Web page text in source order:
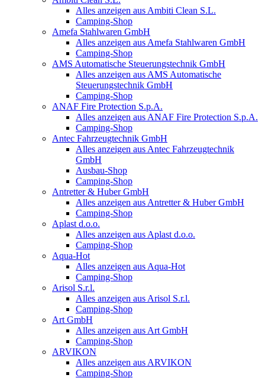
Alles anzeigen aus Ambiti Clean S.L.
Camping-Shop
Amefa Stahlwaren GmbH
Alles anzeigen aus Amefa Stahlwaren GmbH
Camping-Shop
AMS Automatische Steuerungstechnik GmbH
Alles anzeigen aus AMS Automatische
Steuerungstechnik GmbH
Camping-Shop
ANAF Fire Protection S.p.A.
Alles anzeigen aus ANAF Fire Protection S.p.A.
Camping-Shop
Antec Fahrzeugtechnik GmbH
Alles anzeigen aus Antec Fahrzeugtechnik
GmbH
Ausbau-Shop
Camping-Shop
Antretter & Huber GmbH
Alles anzeigen aus Antretter & Huber GmbH
Camping-Shop
Aplast d.o.o.
Alles anzeigen aus Aplast d.o.o.
Camping-Shop
Aqua-Hot
Alles anzeigen aus Aqua-Hot
Camping-Shop
Arisol S.r.l.
Alles anzeigen aus Arisol S.r.l.
Camping-Shop
Art GmbH
Alles anzeigen aus Art GmbH
Camping-Shop
ARVIKON
Alles anzeigen aus ARVIKON
Camping-Shop